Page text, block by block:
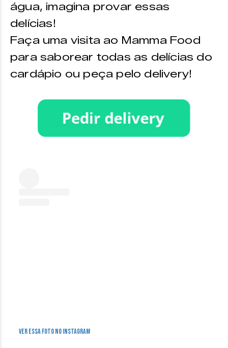
água, imagina provar essas
delícias!
Faça uma visita ao Mamma Food
para saborear todas as delícias do
cardápio ou peça pelo delivery!
Ver essa foto no Instagram